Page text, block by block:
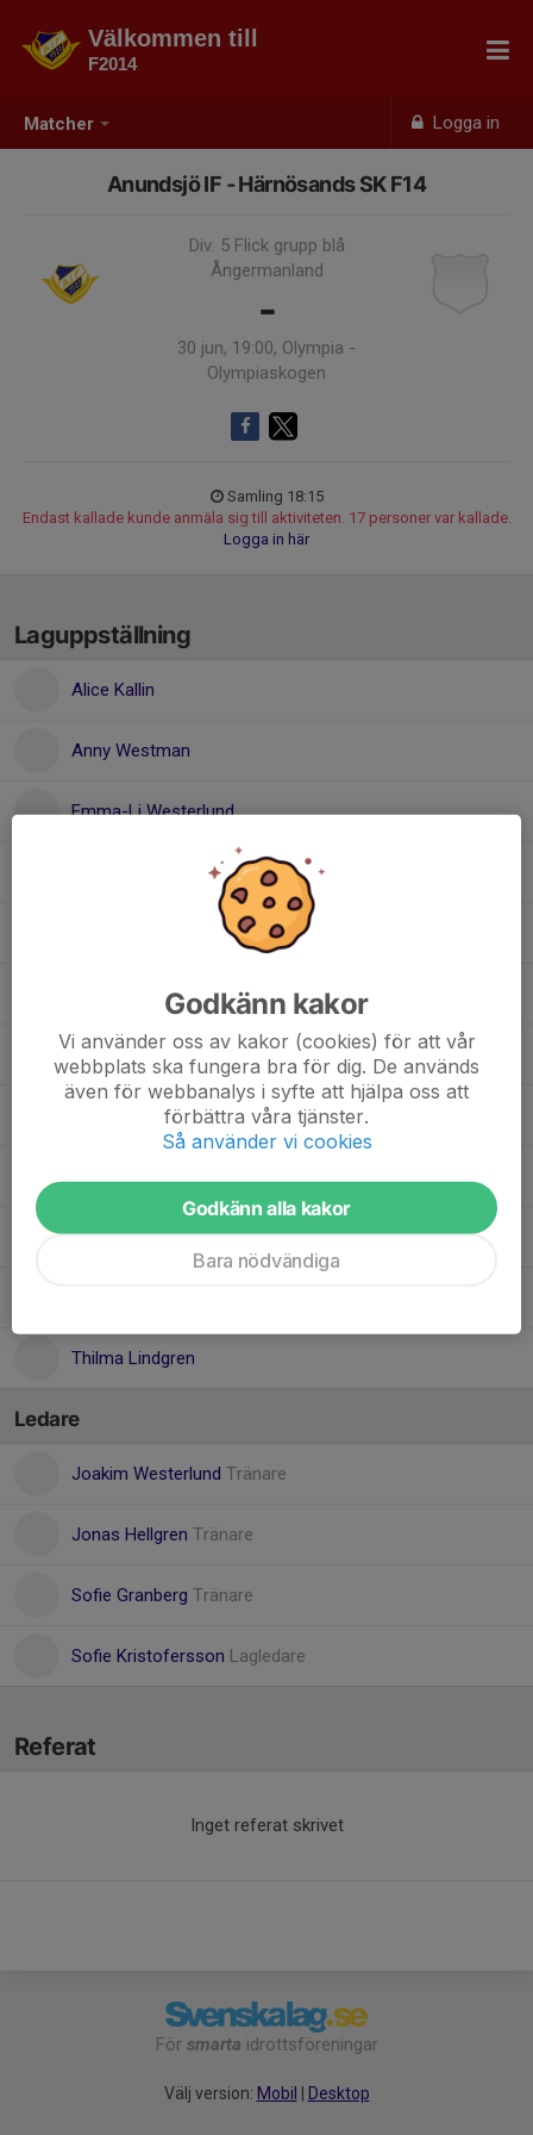
Matcher Logga in
Välkommen till
F2014
Anundsjö IF - Härnösands SK F14
Div. 5 Flick grupp blå
Ångermanland
-
30 jun, 19:00, Olympia -
Olympiaskogen
Samling 18:15
Endast kallade kunde anmäla sig till aktiviteten. 17 personer var kallade.
Logga in här
Laguppställning
Alice Kallin
Anny Westman
Emma-Li Westerlund
Evelina Mainwaring
Lily Lunnegren Salander
Minna Risberg
Nelia Söderlund
Saga Hellgren
Thilma Lindgren
Ledare
Joakim Westerlund Tränare
Jonas Hellgren Tränare
Sofie Granberg Tränare
Sofie Kristofersson Lagledare
Referat
Inget referat skrivet
För smarta idrottsföreningar
Välj version: Mobil Desktop
Godkänn kakor
Vi använder oss av kakor (cookies) för att vår
webbplats ska fungera bra för dig. De används
även för webbanalys i syfte att hjälpa oss att
förbättra våra tjänster.
Så använder vi cookies
Godkänn alla kakor
Bara nödvändiga